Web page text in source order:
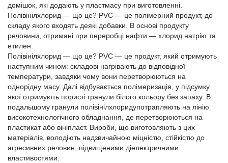
домішок, які додають у пластмасу при виготовленні.
Полівінілхлорид — що це? PVC — це полімерний продукт, до
складу якого входять деякі добавки. В основі продукту
речовини, отримані при переробці нафти — хлорид натрію та
етилен.
Полівінілхлорид — що це? PVC — це продукт, який отримують
наступним чином: складові нагрівають до відповідної
температури, завдяки чому вони перетворюються на
однорідну масу. Далі відбувається полімеризація, у підсумку
якої отримують пористі гранули білого кольору без запаху. В
подальшому гранули полівінілхлоридупотрапляють на лінію
високотехнологічного обладнання, де перетворюються на
пластикат або вініпласт. Вироби, що виготовляють з цих
матеріалів, володіють надзвичайною міцністю, стійкістю до
агресивних речовин, підвищеними діелектричними
властивостями.